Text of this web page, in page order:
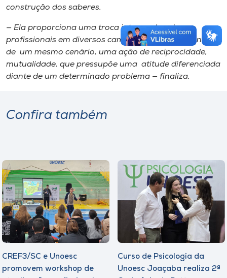
construção dos saberes.
— Ela proporciona uma troca intensa de saberes
profissionais em diversos campos, exercendo, dentro
de um mesmo cenário, uma ação de reciprocidade,
mutualidade, que pressupõe uma atitude diferenciada
diante de um determinado problema — finaliza.
Confira também
CREF3/SC e Unoesc
promovem workshop de
Curso de Psicologia da
Unoesc Joaçaba realiza 2ª